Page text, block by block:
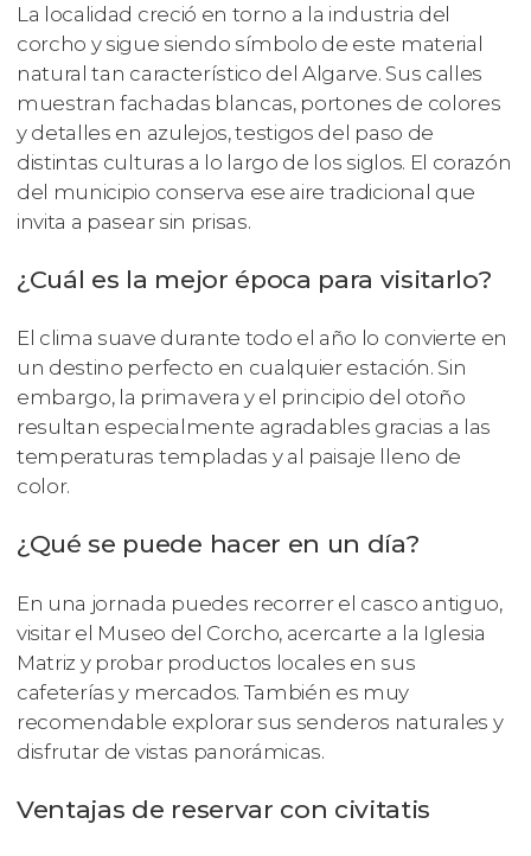
La localidad creció en torno a la industria del
corcho y sigue siendo símbolo de este material
natural tan característico del Algarve. Sus calles
muestran fachadas blancas, portones de colores
y detalles en azulejos, testigos del paso de
distintas culturas a lo largo de los siglos. El corazón
del municipio conserva ese aire tradicional que
invita a pasear sin prisas.
¿Cuál es la mejor época para visitarlo?
El clima suave durante todo el año lo convierte en
un destino perfecto en cualquier estación. Sin
embargo, la primavera y el principio del otoño
resultan especialmente agradables gracias a las
temperaturas templadas y al paisaje lleno de
color.
¿Qué se puede hacer en un día?
En una jornada puedes recorrer el casco antiguo,
visitar el Museo del Corcho, acercarte a la Iglesia
Matriz y probar productos locales en sus
cafeterías y mercados. También es muy
recomendable explorar sus senderos naturales y
disfrutar de vistas panorámicas.
Ventajas de reservar con civitatis